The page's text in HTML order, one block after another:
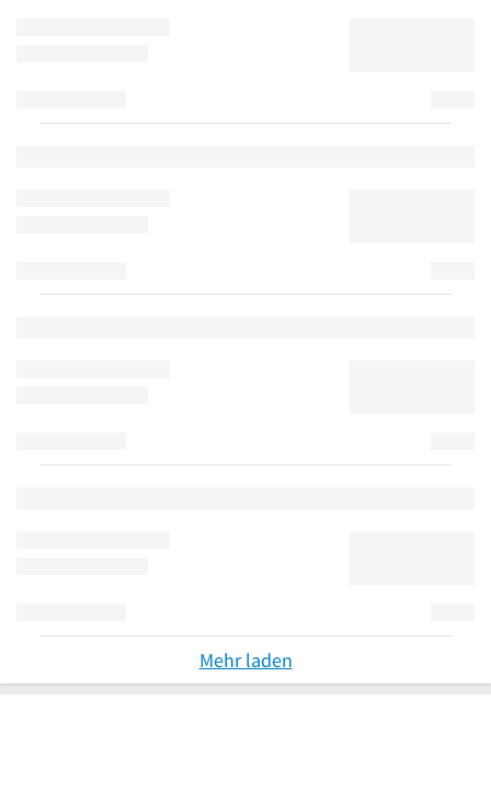
Mehr laden